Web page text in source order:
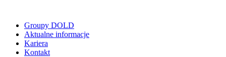
Groupy DOLD
Aktualne informacje
Kariera
Kontakt